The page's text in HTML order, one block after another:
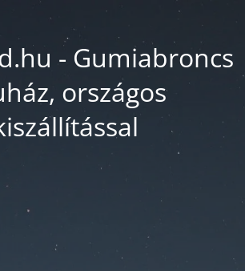
- Gumiabroncs
országos